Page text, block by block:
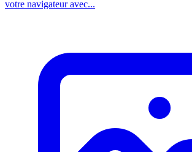
votre navigateur avec...